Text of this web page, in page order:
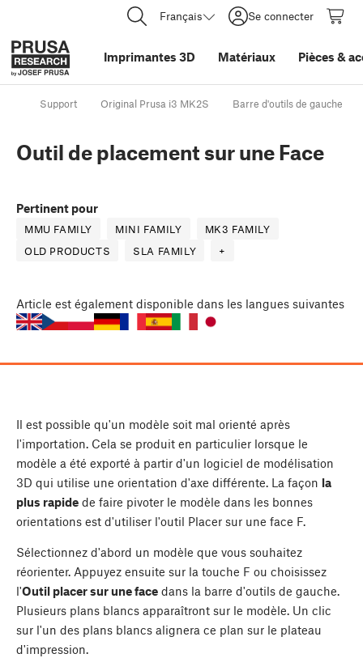
Français Se connecter
Imprimantes 3D Matériaux Pièces &
Support Original Prusa i3 MK2S Barre d'outils de gauche
Outil de placement sur une Face
Pertinent pour
MMU FAMILY MINI FAMILY
MK3 FAMILY
OLD PRODUCTS
SLA FAMILY +
Article est également disponible dans les langues suivantes
Il est possible qu'un modèle soit mal orienté après
l'importation. Cela se produit en particulier lorsque le
modèle a été exporté à partir d'un logiciel de modélisation
3D qui utilise une orientation d'axe différente. La façon la
plus rapide de faire pivoter le modèle dans les bonnes
orientations est d'utiliser l'outil Placer sur une face F.
Sélectionnez d'abord un modèle que vous souhaitez
réorienter. Appuyez ensuite sur la touche F ou choisissez
l'Outil placer sur une face dans la barre d'outils de gauche.
Plusieurs plans blancs apparaîtront sur le modèle. Un clic
sur l'un des plans blancs alignera ce plan sur le plateau
d'impression.